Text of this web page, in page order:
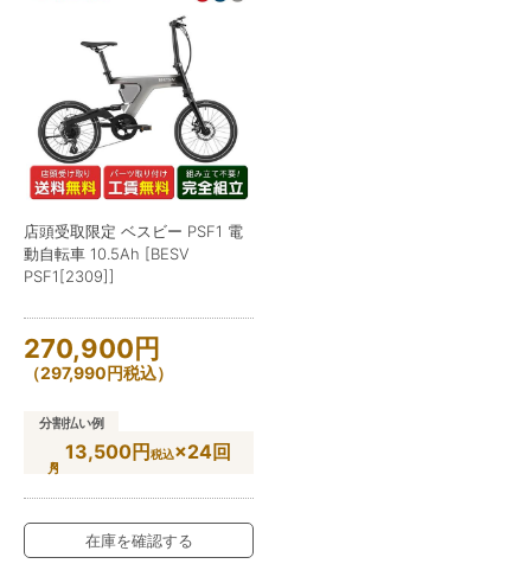
店頭受取限定 ベスビー PSF1 電
動自転車 10.5Ah [BESV
PSF1[2309]]
270,900円
（297,990円税込）
分割払い例
13,500円税込×24回
在庫を確認する